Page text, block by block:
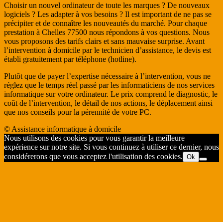
Choisir un nouvel ordinateur de toute les marques ? De nouveaux
logiciels ? Les adapter à vos besoins ? Il est important de ne pas se
précipiter et de connaître les nouveautés du marché. Pour chaque
prestation à Chelles 77500 nous répondons à vos questions. Nous
vous proposons des tarifs clairs et sans mauvaise surprise. Avant
l’intervention à domicile par le technicien d’assistance, le devis est
établi gratuitement par téléphone (hotline).
Plutôt que de payer l’expertise nécessaire à l’intervention, vous ne
réglez que le temps réel passé par les informaticiens de nos services
informatique sur votre ordinateur. Le prix comprend le diagnostic, le
coût de l’intervention, le détail de nos actions, le déplacement ainsi
que nos conseils pour la pérennité de votre PC.
© Assistance informatique à domicile
Nous utilisons des cookies pour vous garantir la meilleure
expérience sur notre site. Si vous continuez à utiliser ce dernier, nous
considérerons que vous acceptez l'utilisation des cookies. Ok